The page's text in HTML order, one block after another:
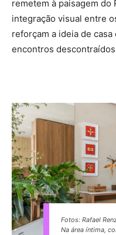
remetem à paisagem do
integração visual entre
reforçam a ideia de
encontros
Fotos: Rafael
Na área íntima,